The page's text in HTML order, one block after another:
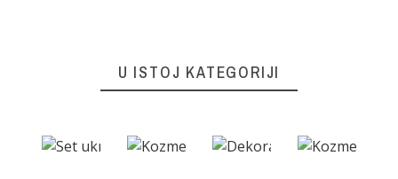
U ISTOJ KATEGORIJI